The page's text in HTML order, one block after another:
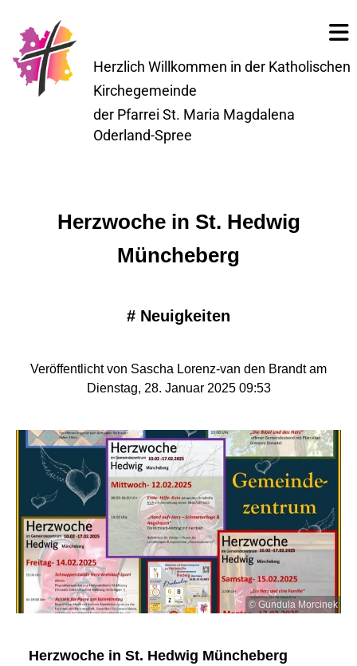
Herzlich Willkommen in der Katholischen
Kirchegemeinde
der Pfarrei St. Maria Magdalena
Oderland-Spree
Herzwoche in St. Hedwig
Müncheberg
# Neuigkeiten
Veröffentlicht von Sascha Lorenz-van den Brandt am
Dienstag, 28. Januar 2025 09:53
© Gundula Morcinek
Herzwoche in St. Hedwig Müncheberg